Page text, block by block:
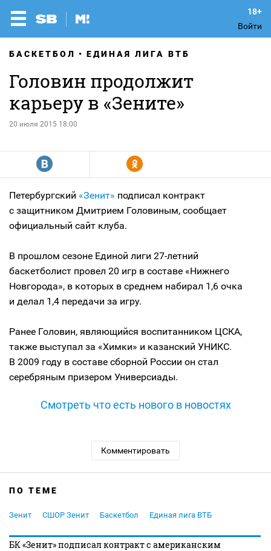
Войти
БАСКЕТБОЛ ЕДИНАЯ ЛИГА ВТБ
Головин продолжит
карьеру в «Зените»
20 июля 2015 18:00
R Y
Петербургский «Зенит» подписал контракт
с защитником Дмитрием Головиным, сообщает
официальный сайт клуба.
В прошлом сезоне Единой лиги 27-летний
баскетболист провел 20 игр в составе «Нижнего
Новгорода», в которых в среднем набирал 1,6 очка
и делал 1,4 передачи за игру.
Ранее Головин, являющийся воспитанником ЦСКА,
также выступал за «Химки» и казанский УНИКС.
В 2009 году в составе сборной России он стал
серебряным призером Универсиады.
Смотреть что есть нового в новостях
Комментировать
ПО ТЕМЕ
Зенит СШОР Зенит Баскетбол Единая лига ВТБ
БК «Зенит» подписал контракт с американским